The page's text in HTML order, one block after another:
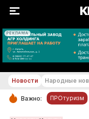
РЕКЛАМА
РУБРИКИ
Новости Народные
Важно: ПРОтуризм